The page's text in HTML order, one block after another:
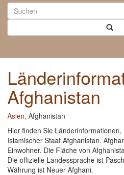
Afghanistan
Asien, Afghanistan
Hier finden Sie
Islamischer Staat Afghanistan.
Einwohner. Die Fläche von
Die offizielle Landessprache ist
Währung ist Neuer Afghani.